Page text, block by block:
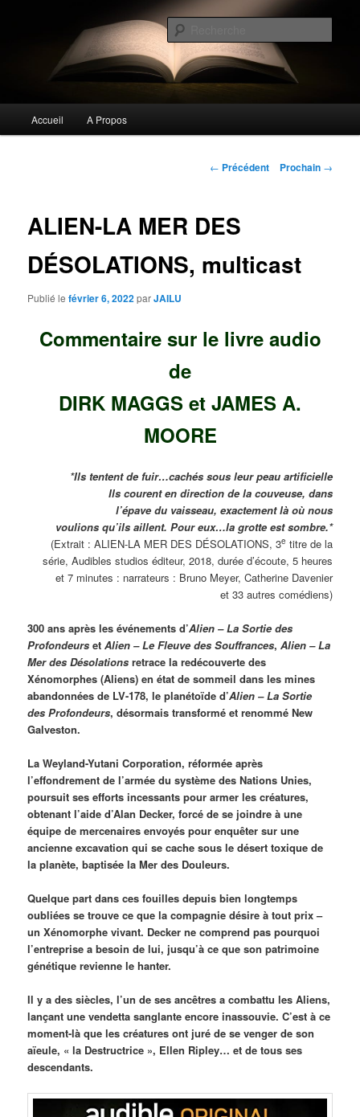
Biblioclo
Commentaires littéraires en tout genre
principal
Accueil A Propos
Navigation
← Précédent Prochain →
ALIEN-LA MER DES
DÉSOLATIONS, multicast
Publié lefévrier 6, 2022parJAILU
Commentaire sur le livre audio
de
DIRK MAGGS et JAMES A.
MOORE
*Ils tentent de fuir…cachés sous leur peau artificielle
Ils courent en direction de la couveuse, dans
l’épave du vaisseau, exactement là où nous
voulions qu’ils aillent. Pour eux…la grotte est sombre.*
(Extrait : ALIEN-LA MER DES DÉSOLATIONS, 3e titre de la
série, Audibles studios éditeur, 2018, durée d’écoute, 5 heures
et 7 minutes : narrateurs : Bruno Meyer, Catherine Davenier
et 33 autres comédiens)
300 ans après les événements d’Alien – La Sortie des
Profondeurs etAlien – Le Fleuve des Souffrances,Alien – La
Mer des Désolations retrace la redécouverte des
Xénomorphes (Aliens) en état de sommeil dans les mines
abandonnées de LV-178, le planétoïde d’Alien – La Sortie
des Profondeurs, désormais transformé et renommé New
Galveston.
La Weyland-Yutani Corporation, réformée après
l’effondrement de l’armée du système des Nations Unies,
poursuit ses efforts incessants pour armer les créatures,
obtenant l’aide d’Alan Decker, forcé de se joindre à une
équipe de mercenaires envoyés pour enquêter sur une
ancienne excavation qui se cache sous le désert toxique de
la planète, baptisée la Mer des Douleurs.
Quelque part dans ces fouilles depuis bien longtemps
oubliées se trouve ce que la compagnie désire à tout prix –
un Xénomorphe vivant. Decker ne comprend pas pourquoi
l’entreprise a besoin de lui, jusqu’à ce que son patrimoine
génétique revienne le hanter.
Il y a des siècles, l’un de ses ancêtres a combattu les Aliens,
lançant une vendetta sanglante encore inassouvie. C’est à ce
moment-là que les créatures ont juré de se venger de son
aïeule, « la Destructrice », Ellen Ripley… et de tous ses
descendants.